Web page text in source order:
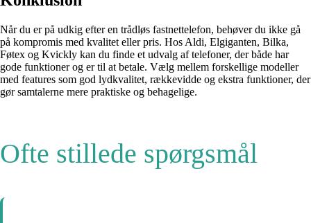
Når du er på udkig efter en trådløs fastnettelefon, behøver du ikke gå
på kompromis med kvalitet eller pris. Hos Aldi, Elgiganten, Bilka,
Føtex og Kvickly kan du finde et udvalg af telefoner, der både har
gode funktioner og er til at betale. Vælg mellem forskellige modeller
med features som god lydkvalitet, rækkevidde og ekstra funktioner, der
gør samtalerne mere praktiske og behagelige.
Ofte stillede spørgsmål